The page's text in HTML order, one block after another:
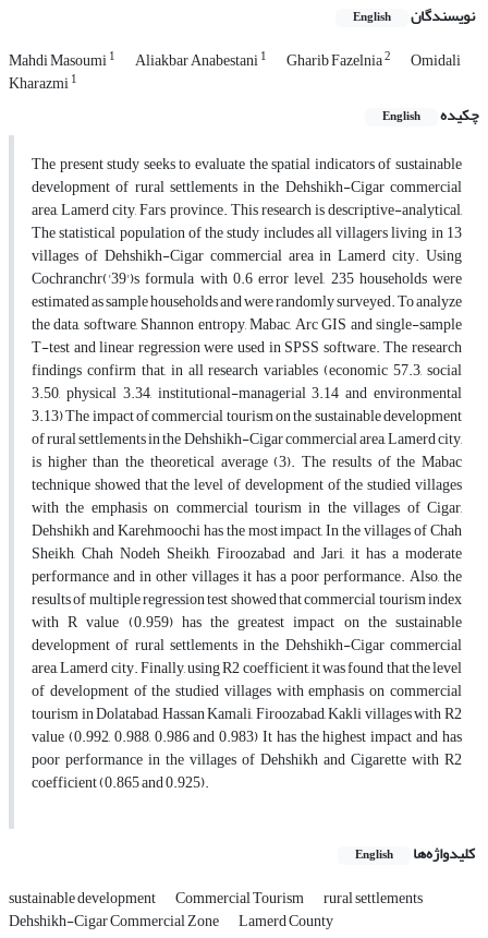
نویسندگان English
Mahdi Masoumi1 Aliakbar Anabestani1 Gharib Fazelnia2 Omidali
Kharazmi1
چکیده English
The present study seeks to evaluate the spatial indicators of sustainable
development of rural settlements in the Dehshikh-Cigar commercial
area, Lamerd city, Fars province. This research is descriptive-analytical,
The statistical population of the study includes all villagers living in 13
villages of Dehshikh-Cigar commercial area in Lamerd city. Using
Cochranchr('39')s formula with 0.6 error level, 235 households were
estimated as sample households and were randomly surveyed. To analyze
the data, software, Shannon entropy, Mabac, Arc GIS and single-sample
T-test and linear regression were used in SPSS software. The research
findings confirm that, in all research variables (economic 57.3, social
3.50, physical 3.34, institutional-managerial 3.14 and environmental
3.13) The impact of commercial tourism on the sustainable development
of rural settlements in the Dehshikh-Cigar commercial area, Lamerd city,
is higher than the theoretical average (3). The results of the Mabac
technique showed that the level of development of the studied villages
with the emphasis on commercial tourism in the villages of Cigar,
Dehshikh and Karehmoochi has the most impact, In the villages of Chah
Sheikh, Chah Nodeh Sheikh, Firoozabad and Jari, it has a moderate
performance and in other villages it has a poor performance. Also, the
results of multiple regression test showed that commercial tourism index
with R value (0.959) has the greatest impact on the sustainable
development of rural settlements in the Dehshikh-Cigar commercial
area, Lamerd city. Finally, using R2 coefficient, it was found that the level
of development of the studied villages with emphasis on commercial
tourism in Dolatabad, Hassan Kamali, Firoozabad, Kakli villages with R2
value (0.992, 0.988, 0.986 and 0.983) It has the highest impact and has
poor performance in the villages of Dehshikh and Cigarette with R2
coefficient (0.865 and 0.925).
کلیدواژه‌ها English
sustainable development Commercial Tourism rural settlements
Dehshikh-Cigar Commercial Zone Lamerd County